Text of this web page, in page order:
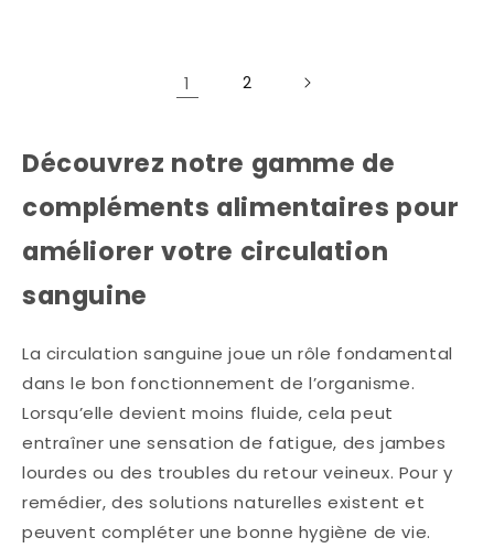
1 2
Découvrez notre gamme de
compléments alimentaires pour
améliorer votre circulation
sanguine
La circulation sanguine joue un rôle fondamental
dans le bon fonctionnement de l’organisme.
Lorsqu’elle devient moins fluide, cela peut
entraîner une sensation de fatigue, des jambes
lourdes ou des troubles du retour veineux. Pour y
remédier, des solutions naturelles existent et
peuvent compléter une bonne hygiène de vie.